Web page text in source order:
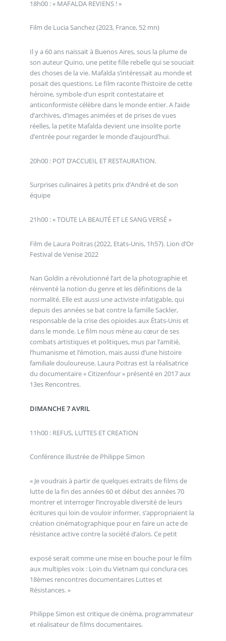
18h00 : « MAFALDA REVIENS ! »
Film de Lucia Sanchez (2023, France, 52 mn)
Il y a 60 ans naissait à Buenos Aires, sous la plume de
son auteur Quino, une petite fille rebelle qui se souciait
des choses de la vie. Mafalda s’intéressait au monde et
posait des questions. Le film raconte l’histoire de cette
héroïne, symbole d’un esprit contestataire et
anticonformiste célèbre dans le monde entier. A l’aide
d’archives, d’images animées et de prises de vues
réelles, la petite Mafalda devient une insolite porte
d’entrée pour regarder le monde d’aujourd’hui.
20h00 : POT D’ACCUEIL ET RESTAURATION.
Surprises culinaires à petits prix d’André et de son
équipe
21h00 : « TOUTE LA BEAUTÉ ET LE SANG VERSÉ »
Film de Laura Poitras (2022, Etats-Unis, 1h57). Lion d’Or
Festival de Venise 2022
Nan Goldin a révolutionné l’art de la photographie et
réinventé la notion du genre et les définitions de la
normalité. Elle est aussi une activiste infatigable, qui
depuis des années se bat contre la famille Sackler,
responsable de la crise des opioïdes aux États-Unis et
dans le monde. Le film nous mène au cœur de ses
combats artistiques et politiques, mus par l’amitié,
l’humanisme et l’émotion, mais aussi d’une histoire
familiale douloureuse. Laura Poitras est la réalisatrice
du documentaire « Citizenfour » présenté en 2017 aux
13es Rencontres.
DIMANCHE 7 AVRIL
11h00 : REFUS, LUTTES ET CREATION
Conférence illustrée de Philippe Simon
« Je voudrais à partir de quelques extraits de films de
lutte de la fin des années 60 et début des années 70
montrer et interroger l’incroyable diversité de leurs
écritures qui loin de vouloir informer, s’appropriaient la
création cinématographique pour en faire un acte de
résistance active contre la société d’alors. Ce petit
exposé serait comme une mise en bouche pour le film
aux multiples voix : Loin du Vietnam qui conclura ces
18èmes rencontres documentaires Luttes et
Résistances. »
Philippe Simon est critique de cinéma, programmateur
et réalisateur de films documentaires.